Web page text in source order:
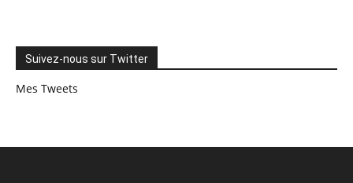
Suivez-nous sur Twitter
Mes Tweets